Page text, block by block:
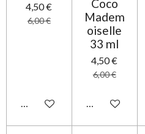
4,50 €
6,00 €
Ajouter au panier
Coco
Madem
oiselle
33 ml
4,50 €
6,00 €
Ajouter au